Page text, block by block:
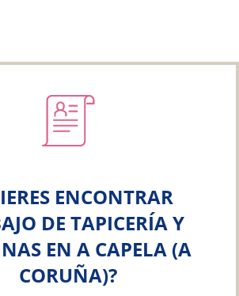
ENCONTRAR
DE TAPICERÍA Y
EN A CAPELA (A
CORUÑA)?